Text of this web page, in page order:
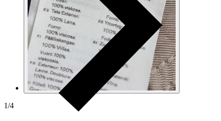
1/4